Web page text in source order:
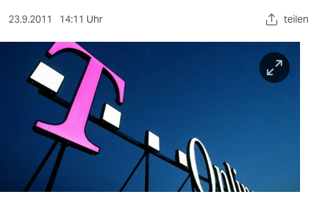
sport
berlin
nord
wahrheit
verlag
verlag
23.9.2011 14:11 Uhr teilen